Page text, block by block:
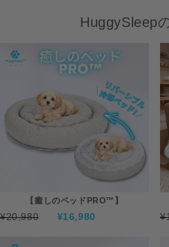
HuggySleep
【癒しのベッドPRO™】
¥20,980 ¥16,980